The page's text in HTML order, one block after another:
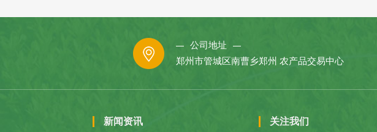
公司地址
郑州市管城区南曹乡郑州 农产品交易中心
新闻资讯 关注我们